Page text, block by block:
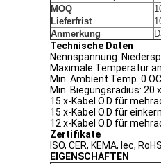
MOQ
Lieferfrist
Anmerkung
Technische Daten
Nennspannung:
Maximale Temperatur
Min. Ambient Temp. 0
Min. Biegungsradius: 20
15 x-Kabel O.D für
15 x-Kabel O.D für
12 x-Kabel O.D für
Zertifikate
ISO, CER, KEMA, Iec,
EIGENSCHAFTEN